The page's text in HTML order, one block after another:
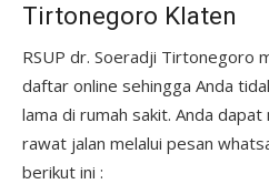
Tirtonegoro Klaten
RSUP dr. Soeradji Tirtonegoro
daftar online sehingga Anda
lama di rumah sakit. Anda
rawat jalan melalui pesan
berikut ini :